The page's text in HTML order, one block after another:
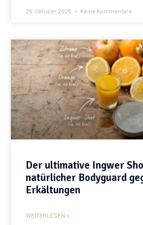
25. Oktober 2025 Keine Kommentare
Der ultimative Ingwer
natürlicher Bodyguard
Erkältungen
WEITERLESEN »